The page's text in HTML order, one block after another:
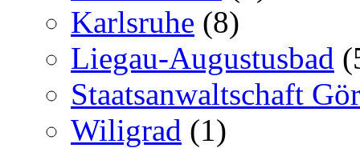
Karlsruhe (8)
Liegau-Augustusbad
Staatsanwaltschaft
Wiligrad (1)